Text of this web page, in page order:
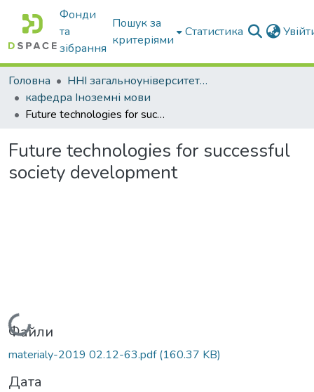
Фонди
та
зібрання
Пошук за
критеріями
Статистика
Головна
ННІ загальноуніверситетської підготовки
кафедра Іноземні мови
Future technologies for successful society development
Future technologies for successful
society development
Вантажиться...
Файли
materialy-2019 02.12-63.pdf(160.37 KB)
Дата